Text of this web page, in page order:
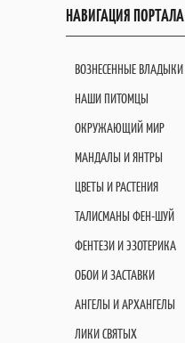
НАВИГАЦИЯ ПОРТАЛА
ВОЗНЕСЕННЫЕ ВЛАДЫКИ
НАШИ ПИТОМЦЫ
ОКРУЖАЮЩИЙ МИР
МАНДАЛЫ И ЯНТРЫ
ЦВЕТЫ И РАСТЕНИЯ
ТАЛИСМАНЫ ФЕН-ШУЙ
ФЕНТЕЗИ И ЭЗОТЕРИКА
ОБОИ И ЗАСТАВКИ
АНГЕЛЫ И АРХАНГЕЛЫ
ЛИКИ СВЯТЫХ